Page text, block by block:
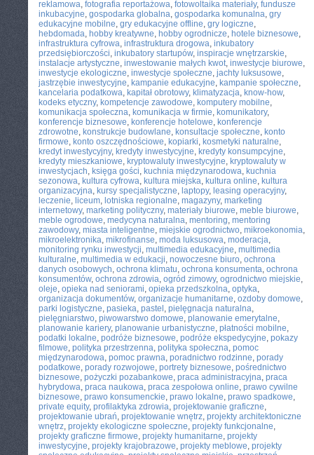
reklamowa, fotografia reportażowa, fotowoltaika materiały, fundusze
inkubacyjne, gospodarka globalna, gospodarka komunalna, gry
edukacyjne mobilne, gry edukacyjne offline, gry logiczne,
hebdomada, hobby kreatywne, hobby ogrodnicze, hotele biznesowe,
infrastruktura cyfrowa, infrastruktura drogowa, inkubatory
przedsiębiorczości, inkubatory startupów, inspiracje wnętrzarskie,
instalacje artystyczne, inwestowanie małych kwot, inwestycje biurowe,
inwestycje ekologiczne, inwestycje społeczne, jachty luksusowe,
jastrzębie inwestycyjne, kampanie edukacyjne, kampanie społeczne,
kancelaria podatkowa, kapitał obrotowy, klimatyzacja, know-how,
kodeks etyczny, kompetencje zawodowe, komputery mobilne,
komunikacja społeczna, komunikacja w firmie, komunikatory,
konferencje biznesowe, konferencje hotelowe, konferencje
zdrowotne, konstrukcje budowlane, konsultacje społeczne, konto
firmowe, konto oszczędnościowe, kopiarki, kosmetyki naturalne,
kredyt inwestycyjny, kredyty inwestycyjne, kredyty konsumpcyjne,
kredyty mieszkaniowe, kryptowaluty inwestycyjne, kryptowaluty w
inwestycjach, księga gości, kuchnia międzynarodowa, kuchnia
sezonowa, kultura cyfrowa, kultura miejska, kultura online, kultura
organizacyjna, kursy specjalistyczne, laptopy, leasing operacyjny,
leczenie, liceum, lotniska regionalne, magazyny, marketing
internetowy, marketing polityczny, materiały biurowe, meble biurowe,
meble ogrodowe, medycyna naturalna, mentoring, mentoring
zawodowy, miasta inteligentne, miejskie ogrodnictwo, mikroekonomia,
mikroelektronika, mikrofinanse, moda luksusowa, moderacja,
monitoring rynku inwestycji, multimedia edukacyjne, multimedia
kulturalne, multimedia w edukacji, nowoczesne biuro, ochrona
danych osobowych, ochrona klimatu, ochrona konsumenta, ochrona
konsumentów, ochrona zdrowia, ogród zimowy, ogrodnictwo miejskie,
oleje, opieka nad seniorami, opieka przedszkolna, optyka,
organizacja dokumentów, organizacje humanitarne, ozdoby domowe,
parki logistyczne, pasieka, pastel , pielęgnacja naturalna,
pielęgniarstwo, piwowarstwo domowe, planowanie emerytalne,
planowanie kariery, planowanie urbanistyczne, płatności mobilne,
podatki lokalne, podróże biznesowe, podróże ekspedycyjne, pokazy
filmowe, polityka przestrzenna, polityka społeczna, pomoc
międzynarodowa, pomoc prawna, poradnictwo rodzinne, porady
podatkowe, porady rozwojowe, portrety biznesowe, pośrednictwo
biznesowe, pożyczki pozabankowe, praca administracyjna, praca
hybrydowa, praca naukowa, praca zespołowa online, prawo cywilne
biznesowe, prawo konsumenckie, prawo lokalne, prawo spadkowe,
private equity, profilaktyka zdrowia, projektowanie graficzne,
projektowanie ubrań, projektowanie wnętrz, projekty architektoniczne
wnętrz, projekty ekologiczne społeczne, projekty funkcjonalne,
projekty graficzne firmowe, projekty humanitarne, projekty
inwestycyjne, projekty krajobrazowe, projekty meblowe, projekty